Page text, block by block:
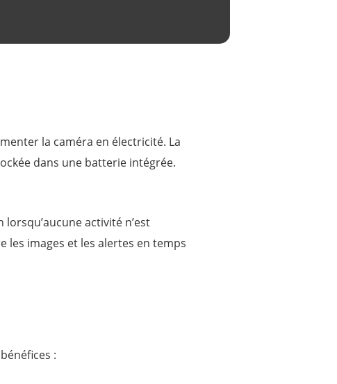
la caméra en électricité. La
dans une batterie intégrée.
activité n’est
les images et les alertes en temps
: